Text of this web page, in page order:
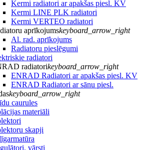
Kermi radiatori ar apakšas piesl. KV
Kermi LINE PLK radiatori
Kermi VERTEO radiatori
aprīkojumskeyboard_arrow_right
Al. rad. aprīkojums
Radiatoru pieslēgumi
radiatori
radiatorikeyboard_arrow_right
ENRAD Radiatori ar apakšas piesl. KV
ENRAD Radiatori ar sānu piesl.
keyboard_arrow_right
caurules
materiāli
skapji
vārsti